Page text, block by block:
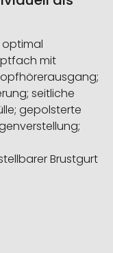
optimal
mit
seitliche
gepolsterte
Brustgurt